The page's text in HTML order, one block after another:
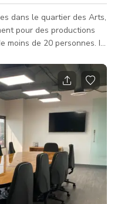
dans le quartier des Arts,
pour des productions
moins de 20 personnes. Il
mur de décor dans
la préparation des
accès aux toilettes